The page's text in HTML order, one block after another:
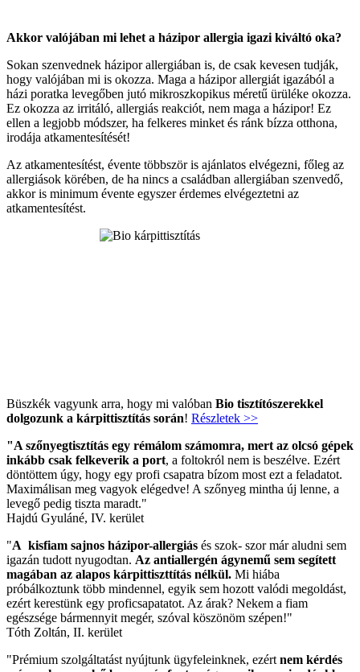
Akkor valójában mi lehet a házipor allergia igazi kiváltó oka?
Sokan szenvednek házipor allergiában is, de csak kevesen tudják,
hogy valójában mi is okozza. Maga a házipor allergiát igazából a
házi poratka levegőben jutó mikroszkopikus méretű ürüléke okozza.
Ez okozza az irritáló, allergiás reakciót, nem maga a házipor! Ez
ellen a legjobb módszer, ha felkeres minket és ránk bízza otthona,
irodája atkamentesítését!
Az atkamentesítést, évente többször is ajánlatos elvégezni, főleg az
allergiások körében, de ha nincs a családban allergiában szenvedő,
akkor is minimum évente egyszer érdemes elvégeztetni az
atkamentesítést.
Büszkék vagyunk arra, hogy mi valóban Bio tisztítószerekkel
dolgozunk a kárpittisztítás során! Részletek >>
"A szőnyegtisztítás egy rémálom számomra, mert az olcsó gépek
inkább csak felkeverik a port, a foltokról nem is beszélve. Ezért
döntöttem úgy, hogy egy profi csapatra bízom most ezt a feladatot.
Maximálisan meg vagyok elégedve! A szőnyeg mintha új lenne, a
levegő pedig tiszta maradt."
Hajdú Gyuláné, IV. kerület
"A kisfiam sajnos házipor-allergiás és szok- szor már aludni sem
igazán tudott nyugodtan. Az antiallergén ágynemű sem segített
magában az alapos kárpittiszttítás nélkül. Mi hiába
próbálkoztunk több mindennel, egyik sem hozott valódi megoldást,
ezért kerestünk egy proficsapatatot. Az árak? Nekem a fiam
egészsége bármennyit megér, szóval köszönöm szépen!"
Tóth Zoltán, II. kerület
"Prémium szolgáltatást nyújtunk ügyfeleinknek, ezért nem kérdés